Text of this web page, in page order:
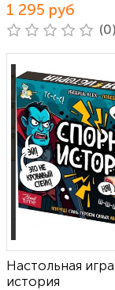
1 295 руб
Настольная
история